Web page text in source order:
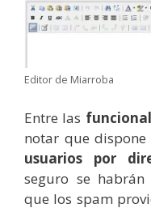
Editor de Miarroba
Entre las
notar que
usuarios por
seguro se habrán
que los spam